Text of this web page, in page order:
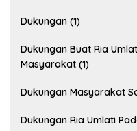
Dukungan (1)
Dukungan Buat Ria
Masyarakat (1)
Dukungan Masyarakat
Dukungan Ria Umlati